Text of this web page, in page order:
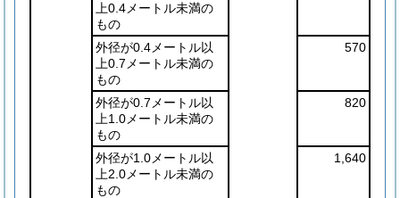
上0.4メートル未満の
もの
外径が0.4メートル以
上0.7メートル未満の
もの
570
外径が0.7メートル以
上1.0メートル未満の
もの
820
外径が1.0メートル以
上2.0メートル未満の
もの
1,640